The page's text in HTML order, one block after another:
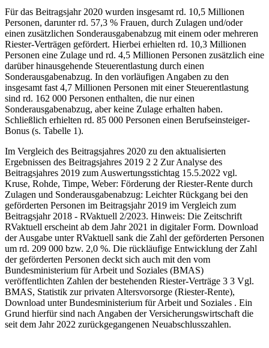
Für das Beitragsjahr 2020 wurden insgesamt rd. 10,5 Millionen
Personen, darunter rd. 57,3 % Frauen, durch Zulagen und/oder
einen zusätzlichen Sonderausgabenabzug mit einem oder mehreren
Riester-Verträgen gefördert. Hierbei erhielten rd. 10,3 Millionen
Personen eine Zulage und rd. 4,5 Millionen Personen zusätzlich eine
darüber hinausgehende Steuerentlastung durch einen
Sonderausgabenabzug. In den vorläufigen Angaben zu den
insgesamt fast 4,7 Millionen Personen mit einer Steuerentlastung
sind rd. 162 000 Personen enthalten, die nur einen
Sonderausgabenabzug, aber keine Zulage erhalten haben.
Schließlich erhielten rd. 85 000 Personen einen Berufseinsteiger-
Bonus (s. Tabelle 1).
Im Vergleich des Beitragsjahres 2020 zu den aktualisierten
Ergebnissen des Beitragsjahres 2019 2 2 Zur Analyse des
Beitragsjahres 2019 zum Auswertungsstichtag 15.5.2022 vgl.
Kruse, Rohde, Timpe, Weber: Förderung der Riester-Rente durch
Zulagen und Sonderausgabenabzug: Leichter Rückgang bei den
geförderten Personen im Beitragsjahr 2019 im Vergleich zum
Beitragsjahr 2018 - RVaktuell 2/2023. Hinweis: Die Zeitschrift
RVaktuell erscheint ab dem Jahr 2021 in digitaler Form. Download
der Ausgabe unter RVaktuell sank die Zahl der geförderten Personen
um rd. 209 000 bzw. 2,0 %. Die rückläufige Entwicklung der Zahl
der geförderten Personen deckt sich auch mit den vom
Bundesministerium für Arbeit und Soziales (BMAS)
veröffentlichten Zahlen der bestehenden Riester-Verträge 3 3 Vgl.
BMAS, Statistik zur privaten Altersvorsorge (Riester-Rente),
Download unter Bundesministerium für Arbeit und Soziales . Ein
Grund hierfür sind nach Angaben der Versicherungswirtschaft die
seit dem Jahr 2022 zurückgegangenen Neuabschlusszahlen.